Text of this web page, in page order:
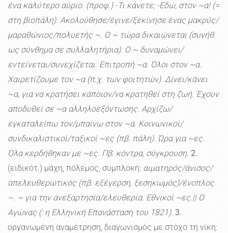
ένα καλύτερο αύριο. (προφ.) -Τι κάνετε; -Εδώ, στον ~α! (=
στη βιοπάλη). Ακολούθησε/έγινε/ξεκίνησε ένας μακρύς/
μαραθώνιος/πολυετής ~. Ο ~ τώρα δικαιώνεται (συνήθ.
ως σύνθημα σε συλλαλητήρια). Ο ~ δυναμώνει/
εντείνεται/συνεχίζεται. Επιτροπή ~α. Όλοι στον ~α.
Χαιρετίζουμε τον ~α (π.χ. των φοιτητών). Δίνει/κάνει
~α, για να κρατήσει κάποιον/να κρατηθεί στη ζωή. Έχουν
αποδυθεί σε ~α αλληλοεξόντωσης. Αρχίζω/
εγκαταλείπω τον/μπαίνω στον ~α. Κοινωνικοί/
συνδικαλιστικοί/ταξικοί ~ες (πβ. πάλη). Ώρα για ~ες.
Όλα κερδήθηκαν με ~ες. Πβ. κόντρα, σύγκρουση. 2.
(ειδικότ.) μάχη, πόλεμος, συμπλοκή: αιματηρός/άνισος/
απελευθερωτικός (πβ. εξέγερση, ξεσηκωμός)/ένοπλος
~. ~ για την ανεξαρτησία/ελευθερία. Εθνικοί ~ες.|| Ο
Αγώνας (: η Ελληνική Επανάσταση του 1821). 3.
οργανωμένη αναμέτρηση, διαγωνισμός με στόχο τη νίκη: